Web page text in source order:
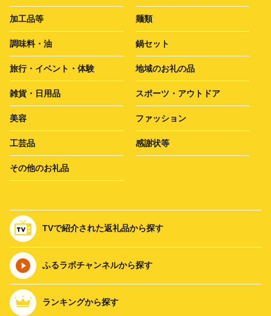
加工品等 麺類
調味料・油 鍋セット
旅行・イベント・体験 地域のお礼の品
雑貨・日用品 スポーツ・アウトドア
美容 ファッション
工芸品 感謝状等
その他のお礼品
TVで紹介された返礼品から探す
ふるラボチャンネルから探す
ランキングから探す